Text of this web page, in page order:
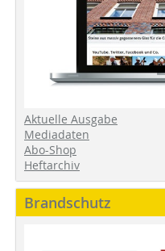
Aktuelle Ausgabe
Mediadaten
Abo-Shop
Heftarchiv
Brandschutz